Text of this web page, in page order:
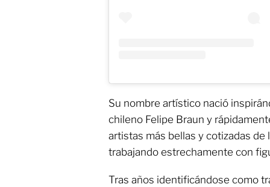
Su nombre artístico nació
chileno Felipe Braun y
artistas más bellas y cotizadas
trabajando estrechamente con
Tras años identificándose como